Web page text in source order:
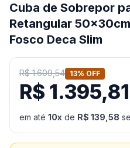
Cuba de Sobrepor
Retangular
Fosco Deca Slim
R$ 1.609,54 13% OFF
R$ 1.395,81
em até 10x de R$ 139,58